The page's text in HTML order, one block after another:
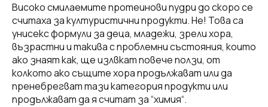
Високо смилаемите протеинови пудри до скоро се
считаха за културистични продукти. Не! Това са
унисекс формули за деца, младежи, зрели хора,
възрастни и такива с проблемни състояния, които
ако знаят как, ще излвкат повече ползи, от
колкото ако същите хора продължават или да
пренебрегват тази категория продукти или
продължават да я считат за “химия“.